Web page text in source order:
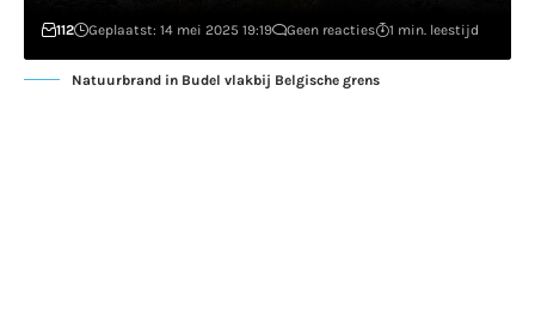
112 Geplaatst: 14 mei 2025 19:19 Geen reacties 1 min. leestijd
Natuurbrand in Budel vlakbij Belgische grens